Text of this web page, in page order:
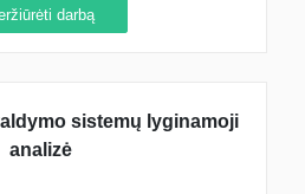
darbą
sistemų lyginamoji
analizė